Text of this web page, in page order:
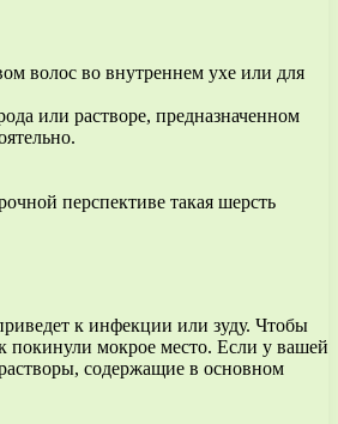
волос во внутреннем ухе или для
или растворе, предназначенном
перспективе такая шерсть
к инфекции или зуду. Чтобы
покинули мокрое место. Если у вашей
содержащие в основном